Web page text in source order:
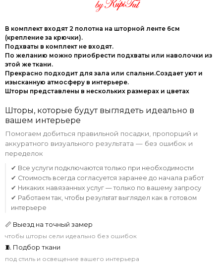
В комплект входят 2 полотна на шторной ленте 6см
(крепление за крючки).
Подхваты в комплект не входят.
По желанию можно приобрести подхваты или наволочки из
этой же ткани.
Прекрасно подходит для зала или спальни.Создает уют и
изысканную атмосферу в интерьере.
Шторы представлены в нескольких размерах и цветах
Шторы, которые будут выглядеть идеально в
вашем интерьере
Помогаем добиться правильной посадки, пропорций и
аккуратного визуального результата — без ошибок и
переделок
✔ Все услуги подключаются только при необходимости
✔ Стоимость всегда согласуется заранее до начала работ
✔ Никаких навязанных услуг — только по вашему запросу
✔ Работаем так, чтобы результат выглядел как в готовом
интерьере
📏 Выезд на точный замер
чтобы шторы сели идеально без ошибок
🧵 Подбор ткани
под стиль и освещение вашего интерьера